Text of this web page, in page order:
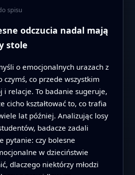
spisu
odczucia nadal mają
stole
o emocjonalnych urazach z
czymś, co przede wszystkim
i relacje. To badanie sugeruje,
cicho kształtować to, co trafia
lat później. Analizując losy
badacze zadali
pytanie: czy bolesne
w dzieciństwie
dlaczego niektórzy młodzi